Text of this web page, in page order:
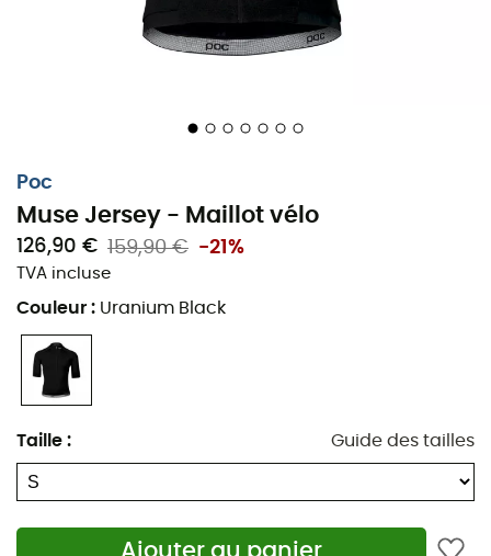
Poc
Muse Jersey - Maillot vélo
126,90 € 159,90 € -21%
TVA incluse
Couleur : Uranium Black
Taille : Guide des tailles
mélange de laine mérinos et de polyester afin de vous
apporter respirabilité et confort lorsque vous pédalez.
Mélange de laine mérinos : le mélange de laine
mérinos, de polyester et de polyamide dans une
corps, pour un confort maximal
Modèle respirant : le tissu présente une bonne
capacité d’évacuation et de régulation thermique,
pour vous garder bien au sec
Nombreux rangements : les trois grandes poches
arrière ouvertes et sa petite poche zippée offrent
Panneau d'informations d'urgence : une petite